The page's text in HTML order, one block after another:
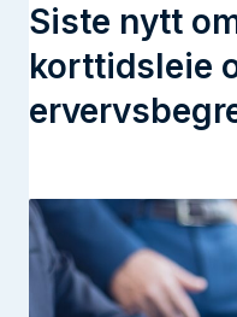
Siste nytt
korttidsleie